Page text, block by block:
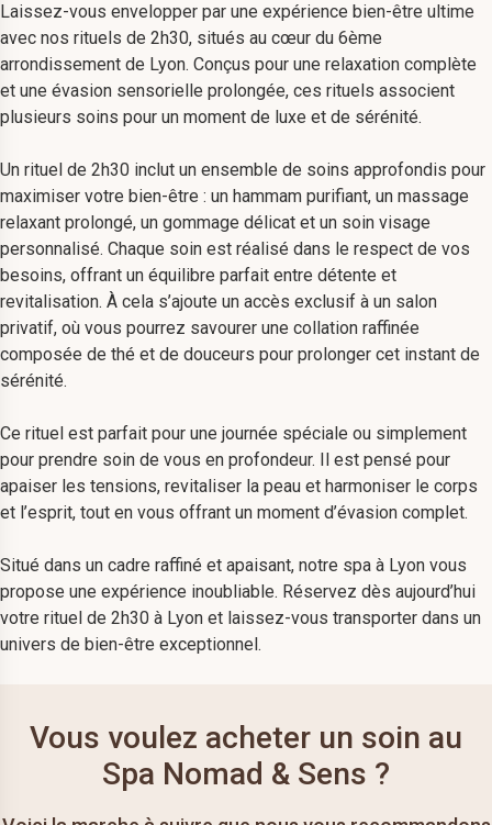
Laissez-vous envelopper par une expérience bien-être ultime
avec nos rituels de 2h30, situés au cœur du 6ème
arrondissement de Lyon. Conçus pour une relaxation complète
et une évasion sensorielle prolongée, ces rituels associent
plusieurs soins pour un moment de luxe et de sérénité.
Un rituel de 2h30 inclut un ensemble de soins approfondis pour
maximiser votre bien-être : un hammam purifiant, un massage
relaxant prolongé, un gommage délicat et un soin visage
personnalisé. Chaque soin est réalisé dans le respect de vos
besoins, offrant un équilibre parfait entre détente et
revitalisation. À cela s’ajoute un accès exclusif à un salon
privatif, où vous pourrez savourer une collation raffinée
composée de thé et de douceurs pour prolonger cet instant de
sérénité.
Ce rituel est parfait pour une journée spéciale ou simplement
pour prendre soin de vous en profondeur. Il est pensé pour
apaiser les tensions, revitaliser la peau et harmoniser le corps
et l’esprit, tout en vous offrant un moment d’évasion complet.
Situé dans un cadre raffiné et apaisant, notre spa à Lyon vous
propose une expérience inoubliable. Réservez dès aujourd’hui
votre rituel de 2h30 à Lyon et laissez-vous transporter dans un
univers de bien-être exceptionnel.
Vous voulez acheter un soin au
Spa Nomad & Sens ?